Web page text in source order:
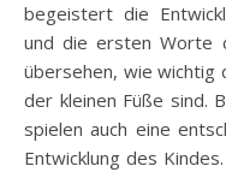
begeistert die
und die ersten Worte
übersehen, wie wichtig
der kleinen Füße sind.
spielen auch eine
Entwicklung des